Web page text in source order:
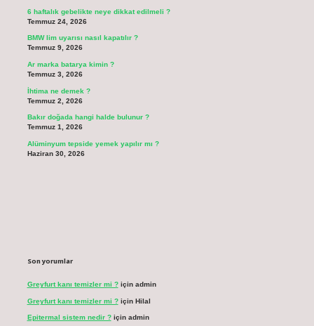
6 haftalık gebelikte neye dikkat edilmeli ?
Temmuz 24, 2026
BMW lim uyarısı nasıl kapatılır ?
Temmuz 9, 2026
Ar marka batarya kimin ?
Temmuz 3, 2026
İhtima ne demek ?
Temmuz 2, 2026
Bakır doğada hangi halde bulunur ?
Temmuz 1, 2026
Alüminyum tepside yemek yapılır mı ?
Haziran 30, 2026
Son yorumlar
Greyfurt kanı temizler mi ?için admin
Greyfurt kanı temizler mi ?için Hilal
Epitermal sistem nedir ?için admin